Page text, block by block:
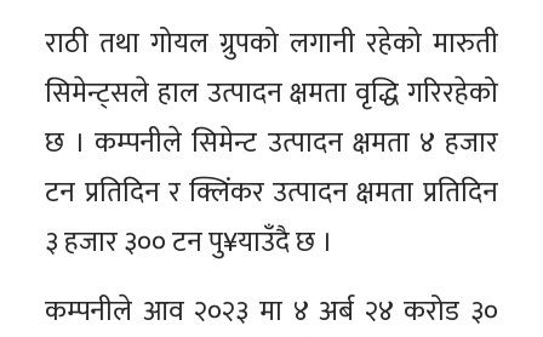
राठी तथा गोयल ग्रुपको लगानी रहेको मारुती
सिमेन्ट्सले हाल उत्पादन क्षमता वृद्धि गरिरहेको
छ । कम्पनीले सिमेन्ट उत्पादन क्षमता ४ हजार
टन प्रतिदिन र क्लिंकर उत्पादन क्षमता प्रतिदिन
३ हजार ३०० टन पु¥याउँदै छ ।
कम्पनीले आव २०२३ मा ४ अर्ब २४ करोड ३०